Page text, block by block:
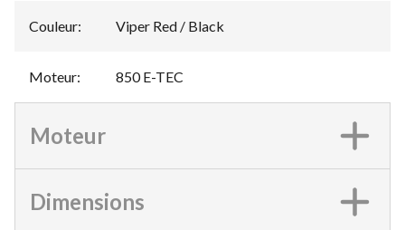
Couleur: Viper Red / Black
Moteur: 850 E-TEC
Moteur
Dimensions